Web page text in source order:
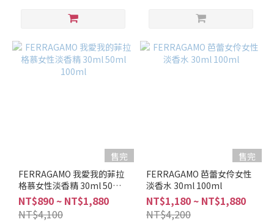
售完
FERRAGAMO 我愛我的菲拉
格慕女性淡香精 30ml 50ml
100ml
NT$890 ~ NT$1,880
NT$4,100
售完
FERRAGAMO 芭蕾女伶女性
淡香水 30ml 100ml
NT$1,180 ~ NT$1,880
NT$4,200